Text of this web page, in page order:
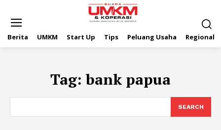
Berita UMKM Start Up Tips Peluang Usaha Regional
Tag:bank papua
SEARCH